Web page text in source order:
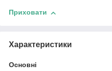
Приховати
Характеристики
Основні